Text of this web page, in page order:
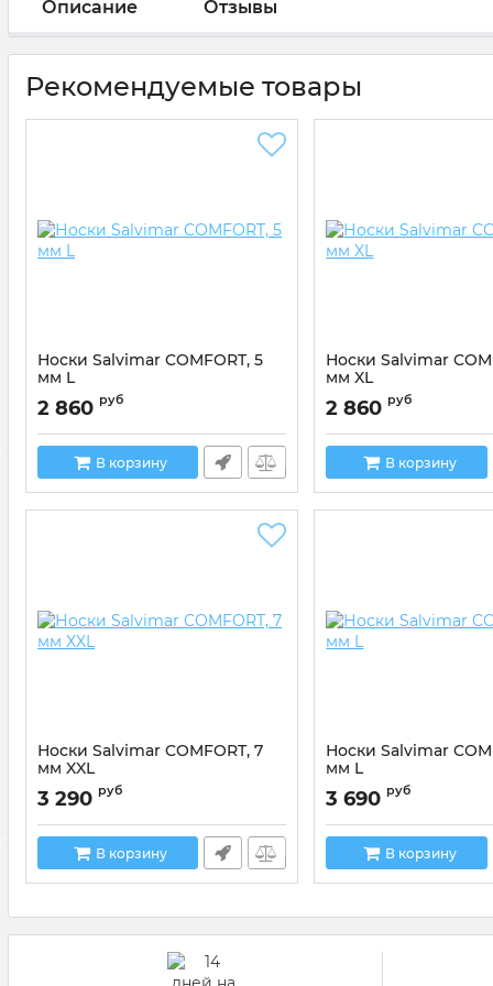
Описание Отзывы
Рекомендуемые товары
Носки Salvimar COMFORT, 5
мм L
Артикул: 200525C
2 860 руб
В корзину
Носки Salvimar
мм XL
Артикул: 200525D
2 860 руб
В корзину
Носки Salvimar COMFORT, 7
мм XXL
Артикул: 200527E
3 290 руб
В корзину
Носки Salvimar
мм L
Артикул: 200529C
3 690 руб
В корзину